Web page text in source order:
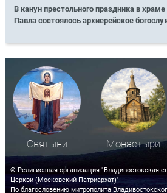
В канун престольного праздника в
Павла состоялось архиерейское
Святыни Монастыри
© Религиозная организация "Владивостокская
Церкви (Московский Патриархат)"
По благословению митрополита